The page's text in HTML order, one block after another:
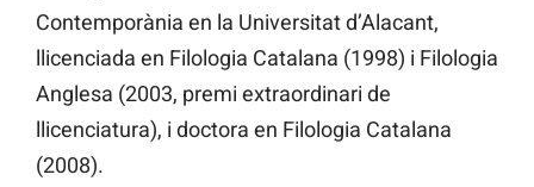
Contemporània en la Universitat d’Alacant,
llicenciada en Filologia Catalana (1998) i Filologia
Anglesa (2003, premi extraordinari de
llicenciatura), i doctora en Filologia Catalana
(2008).